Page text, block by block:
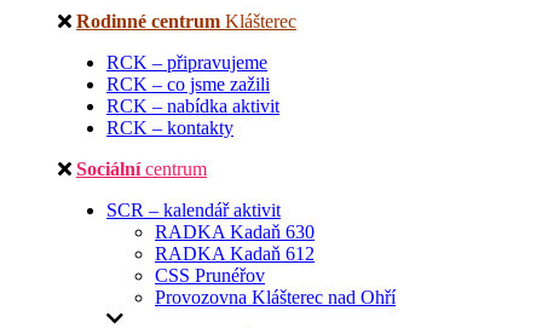
Rodinné centrum Klášterec
RCK – připravujeme
RCK – co jsme zažili
RCK – nabídka aktivit
RCK – kontakty
Sociální centrum
SCR – kalendář aktivit
RADKA Kadaň 630
RADKA Kadaň 612
CSS Prunéřov
Provozovna Klášterec nad Ohří